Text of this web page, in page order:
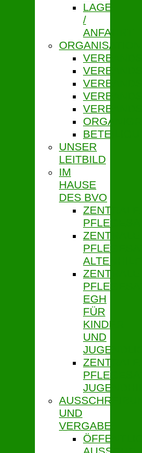
LAGE
/
ANFAHRT
ORGANISATION
UNSER
LEITBILD
IM
HAUSE
DES BVO
ZENTRALE
ZENTRALE
ALTENHILFE
ZENTRALE
EGH
FÜR
KINDER
UND
ZENTRALE
UND
VERGABE